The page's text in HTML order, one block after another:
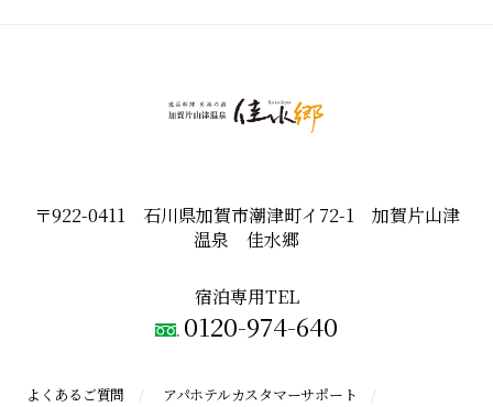
〒922-0411 石川県加賀市潮津町イ72-1 加賀片山津
温泉 佳水郷
宿泊専用TEL
0120-974-640
よくあるご質問 アパホテルカスタマーサポート